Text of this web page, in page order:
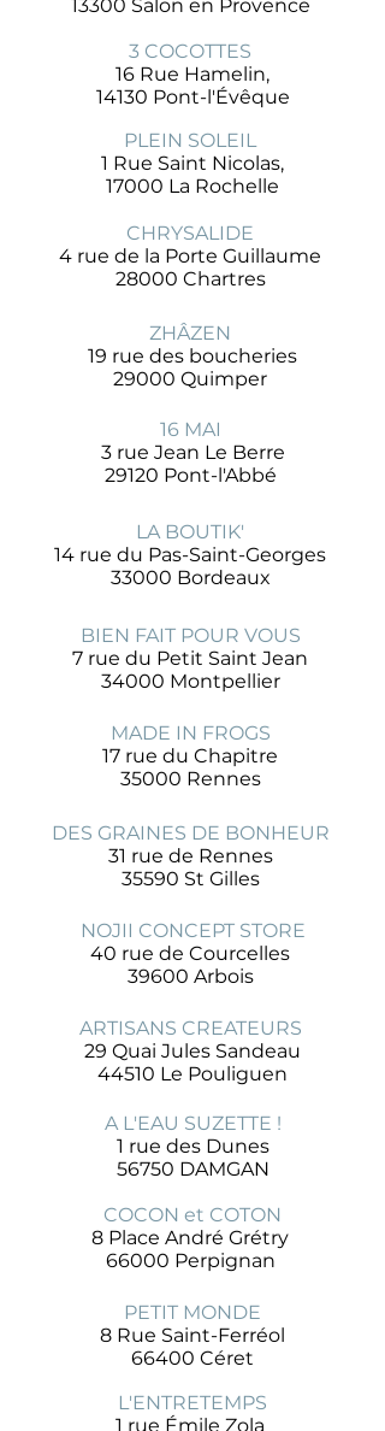
13300 Salon en Provence
3 COCOTTES
16 Rue Hamelin,
14130 Pont-l'Évêque
PLEIN SOLEIL
1 Rue Saint Nicolas,
17000 La Rochelle
CHRYSALIDE
4 rue de la Porte Guillaume
28000 Chartres
ZHÂZEN
19 rue des boucheries
29000 Quimper
16 MAI
3 rue Jean Le Berre
29120 Pont-l'Abbé
LA BOUTIK'
14 rue du Pas-Saint-Georges
33000 Bordeaux
BIEN FAIT POUR VOUS
7 rue du Petit Saint Jean
34000 Montpellier
MADE IN FROGS
17 rue du Chapitre
35000 Rennes
DES GRAINES DE BONHEUR
31 rue de Rennes
35590 St Gilles
NOJII CONCEPT STORE
40 rue de Courcelles
39600 Arbois
ARTISANS CREATEURS
29 Quai Jules Sandeau
44510 Le Pouliguen
A L'EAU SUZETTE !
1 rue des Dunes
56750 DAMGAN
COCON et COTON
8 Place André Grétry
66000 Perpignan
PETIT MONDE
8 Rue Saint-Ferréol
66400 Céret
L'ENTRETEMPS
1 rue Émile Zola